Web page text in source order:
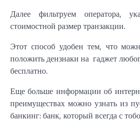
Далее фильтруем оператора,
стоимостной размер транзакции.
Этот способ удобен тем, что
положить дензнаки на гаджет
бесплатно.
Еще больше информации об
преимуществах можно узнать из
банкинг: банк, который всегда с